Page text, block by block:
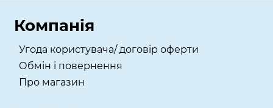
Компанія
Угода користувача/ договір оферти
Обмін і повернення
Про магазин